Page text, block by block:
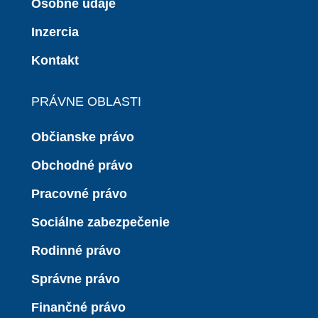
Osobné údaje
Inzercia
Kontakt
PRÁVNE OBLASTI
Občianske právo
Obchodné právo
Pracovné právo
Sociálne zabezpečenie
Rodinné právo
Správne právo
Finančné právo